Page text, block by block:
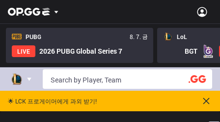
PUBG
8. 7. 금
LIVE
2026 PUBG Global Series 7
LoL
BGT
🌟 LCK 프로게이머에게 과외 받기!